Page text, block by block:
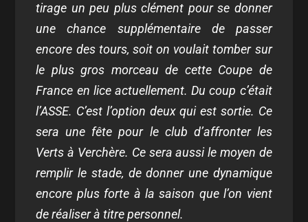
tirage un peu plus clément pour se donner
une chance supplémentaire de passer
encore des tours, soit on voulait tomber sur
le plus gros morceau de cette Coupe de
France en lice actuellement. Du coup c’était
l’ASSE. C’est l’option deux qui est sortie. Ce
sera une fête pour le club d’affronter les
Verts à Verchère. Ce sera aussi le moyen de
remplir le stade, de donner une dynamique
encore plus forte à la saison que l’on vient
de réaliser à titre personnel.